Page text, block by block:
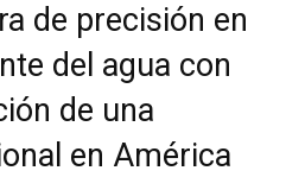
de precisión en
del agua con
de una
en América